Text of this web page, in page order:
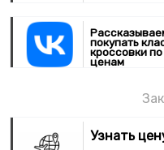
покупать
кроссовки
ценам
Узнать